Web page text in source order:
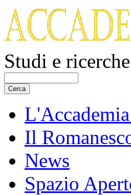
Studi e
Il
News
Spazio